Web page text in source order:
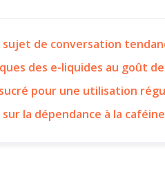
sujet de conversation
des e-liquides au goût de
pour une utilisation
la dépendance à la